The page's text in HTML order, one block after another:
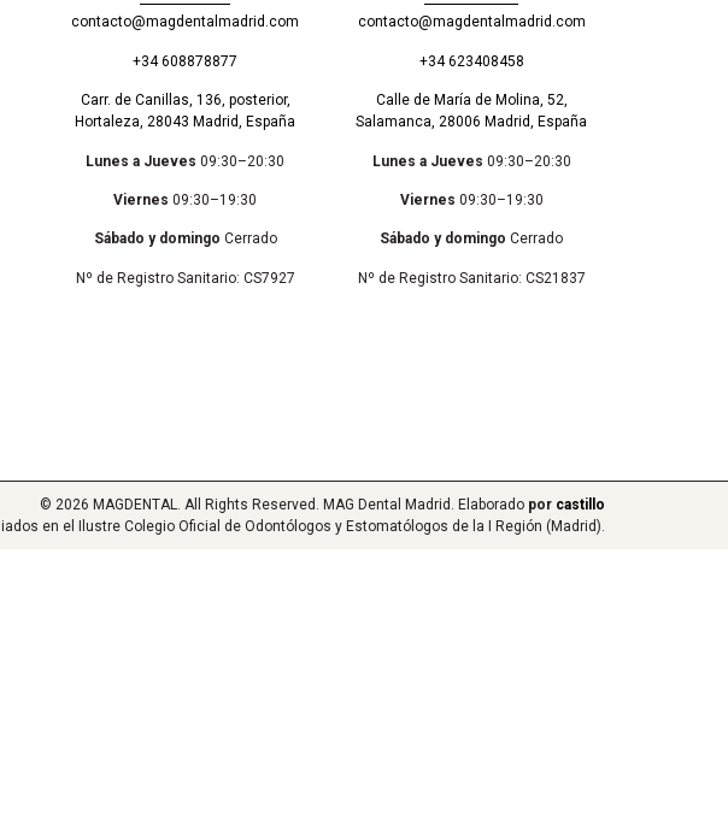
contacto@magdentalmadrid.com
+34 608878877
Carr. de Canillas, 136, posterior,
Hortaleza, 28043 Madrid, España
Lunes a Jueves 09:30–20:30
Viernes 09:30–19:30
Sábado y domingo Cerrado
Nº de Registro Sanitario: CS7927
contacto@magdentalmadrid.com
+34 623408458
Calle de María de Molina, 52,
Salamanca, 28006 Madrid, España
Lunes a Jueves 09:30–20:30
Viernes 09:30–19:30
Sábado y domingoCerrado
Nº de Registro Sanitario: CS21837
© 2026 MAGDENTAL. All Rights Reserved. MAG Dental Madrid. Elaborado por castillo
en el Ilustre Colegio Oficial de Odontólogos y Estomatólogos de la I Región (Madrid).